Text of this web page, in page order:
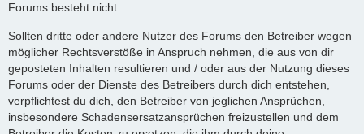
Forums besteht nicht.
Sollten dritte oder andere Nutzer des Forums den Betreiber wegen
möglicher Rechtsverstöße in Anspruch nehmen, die aus von dir
geposteten Inhalten resultieren und / oder aus der Nutzung dieses
Forums oder der Dienste des Betreibers durch dich entstehen,
verpflichtest du dich, den Betreiber von jeglichen Ansprüchen,
insbesondere Schadensersatzansprüchen freizustellen und dem